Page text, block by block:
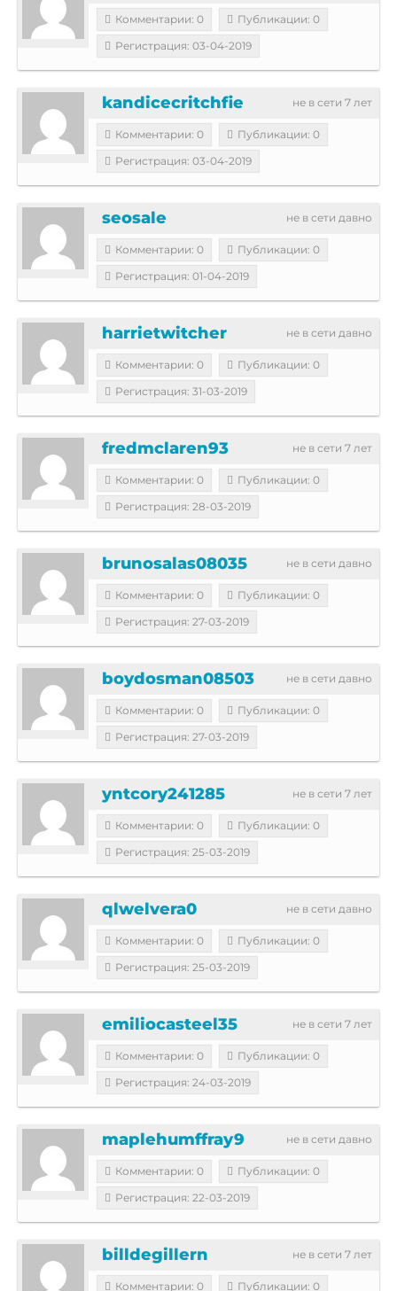
Комментарии: 0
Публикации: 0
Регистрация: 03-04-2019
не в сети 7 лет
kandicecritchfie
Комментарии: 0
Публикации: 0
Регистрация: 03-04-2019
не в сети давно
seosale
Комментарии: 0
Публикации: 0
Регистрация: 01-04-2019
не в сети давно
harrietwitcher
Комментарии: 0
Публикации: 0
Регистрация: 31-03-2019
не в сети 7 лет
fredmclaren93
Комментарии: 0
Публикации: 0
Регистрация: 28-03-2019
не в сети давно
brunosalas08035
Комментарии: 0
Публикации: 0
Регистрация: 27-03-2019
не в сети давно
boydosman08503
Комментарии: 0
Публикации: 0
Регистрация: 27-03-2019
не в сети 7 лет
yntcory241285
Комментарии: 0
Публикации: 0
Регистрация: 25-03-2019
не в сети давно
qlwelvera0
Комментарии: 0
Публикации: 0
Регистрация: 25-03-2019
не в сети 7 лет
emiliocasteel35
Комментарии: 0
Публикации: 0
Регистрация: 24-03-2019
не в сети давно
maplehumffray9
Комментарии: 0
Публикации: 0
Регистрация: 22-03-2019
не в сети 7 лет
billdegillern
Комментарии: 0
Публикации: 0